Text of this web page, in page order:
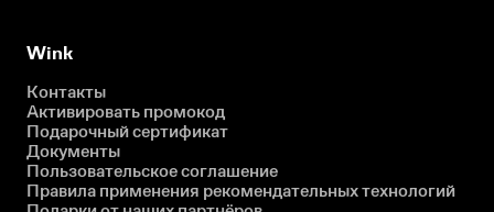
Wink
Контакты
Активировать промокод
Подарочный сертификат
Документы
Пользовательское соглашение
Правила применения рекомендательных технологий